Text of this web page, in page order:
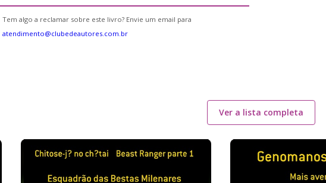
Tem algo a reclamar sobre este livro? Envie um email para
atendimento@clubedeautores.com.br
Ver a lista completa